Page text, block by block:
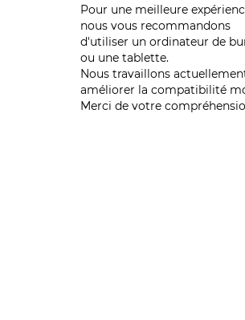
Pour une meilleure
nous vous recommandons
d'utiliser un ordinateur de
ou une tablette.
Nous travaillons
améliorer la compatibilité
Merci de votre